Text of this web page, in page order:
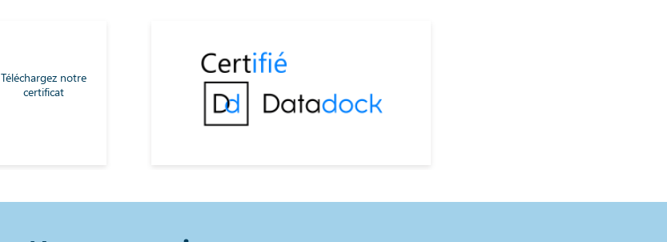
Téléchargez notre
certificat